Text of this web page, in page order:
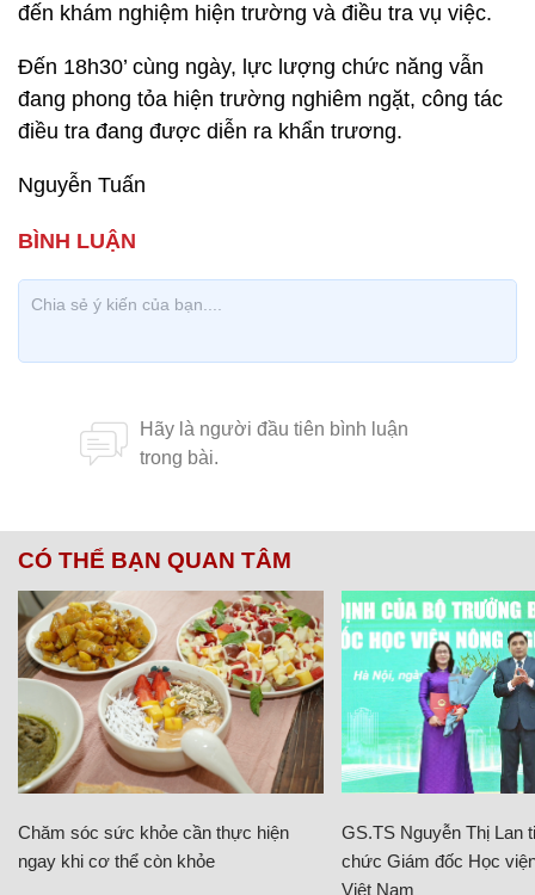
đến khám nghiệm hiện trường và điều tra vụ việc.
Đến 18h30’ cùng ngày, lực lượng chức năng vẫn
đang phong tỏa hiện trường nghiêm ngặt, công tác
điều tra đang được diễn ra khẩn trương.
Nguyễn Tuấn
CÓ THỂ BẠN QUAN TÂM
Chăm sóc sức khỏe cần thực hiện
ngay khi cơ thể còn khỏe
GS.TS Nguyễn Thị Lan
chức Giám đốc Học
Việt Nam